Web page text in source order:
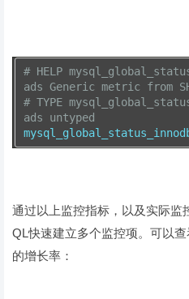
# HELP
ads Generic metric from
# TYPE
ads untyped
通过以上监控指标，以及实际监
QL快速建立多个监控项。可以
的增长率：